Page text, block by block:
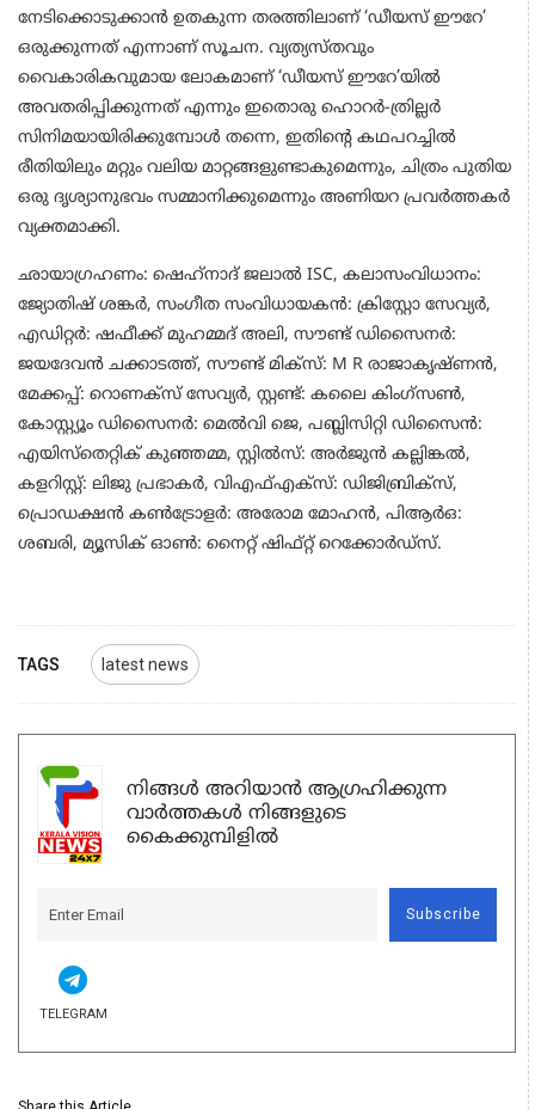
നേടിക്കൊടുക്കാൻ ഉതകുന്ന തരത്തിലാണ് ‘ഡീയസ് ഈറേ’
ഒരുക്കുന്നത് എന്നാണ് സൂചന. വ്യത്യസ്തവും
വൈകാരികവുമായ ലോകമാണ് ‘ഡീയസ് ഈറേ’യിൽ
അവതരിപ്പിക്കുന്നത് എന്നും ഇതൊരു ഹൊറർ-ത്രില്ലർ
സിനിമയായിരിക്കുമ്പോൾ തന്നെ, ഇതിന്റെ കഥപറച്ചിൽ
രീതിയിലും മറ്റും വലിയ മാറ്റങ്ങളുണ്ടാകുമെന്നും, ചിത്രം പുതിയ
ഒരു ദൃശ്യാനുഭവം സമ്മാനിക്കുമെന്നും അണിയറ പ്രവർത്തകർ
വ്യക്തമാക്കി.
ഛായാഗ്രഹണം: ഷെഹ്‌നാദ് ജലാൽ ISC, കലാസംവിധാനം:
ജ്യോതിഷ് ശങ്കർ, സംഗീത സംവിധായകൻ: ക്രിസ്റ്റോ സേവ്യർ,
എഡിറ്റർ: ഷഫീക്ക് മുഹമ്മദ് അലി, സൗണ്ട് ഡിസൈനർ:
ജയദേവൻ ചക്കാടത്ത്, സൗണ്ട് മിക്‌സ്: M R രാജാകൃഷ്ണൻ,
മേക്കപ്പ്: റൊണക്സ് സേവ്യർ, സ്റ്റണ്ട്: കലൈ കിംഗ്സൺ,
കോസ്റ്റ്യൂം ഡിസൈനർ: മെൽവി ജെ, പബ്ലിസിറ്റി ഡിസൈൻ:
എയിസ്തെറ്റിക് കുഞ്ഞമ്മ, സ്റ്റിൽസ്: അർജുൻ കല്ലിങ്കൽ,
കളറിസ്റ്റ്: ലിജു പ്രഭാകർ, വിഎഫ്എക്സ്: ഡിജിബ്രിക്സ്,
പ്രൊഡക്ഷൻ കൺട്രോളർ: അരോമ മോഹൻ, പിആർഒ:
ശബരി, മ്യൂസിക് ഓൺ: നൈറ്റ് ഷിഫ്റ്റ് റെക്കോർഡ്സ്.
TAGS latest news
നിങ്ങൾ അറിയാൻ ആഗ്രഹിക്കുന്ന
വാർത്തകൾ നിങ്ങളുടെ
കൈക്കുമ്പിളിൽ
Subscribe
TELEGRAM